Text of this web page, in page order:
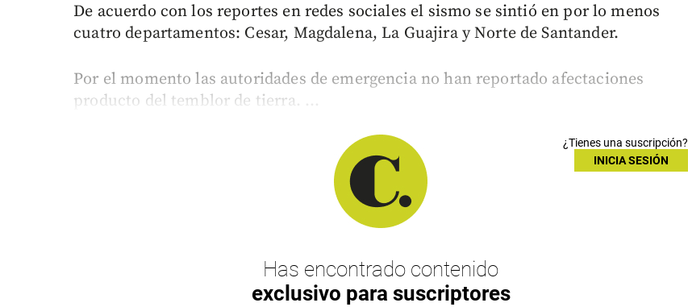
De acuerdo con los reportes en redes sociales el sismo se sintió en por lo menos
cuatro departamentos: Cesar, Magdalena, La Guajira y Norte de Santander.
Por el momento las autoridades de emergencia no han reportado afectaciones
producto del temblor de tierra. ...
¿Tienes una suscripción?
INICIA SESIÓN
Has encontrado contenido
exclusivo para suscriptores